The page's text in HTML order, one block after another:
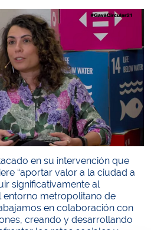
en su intervención que
“aportar valor a la ciudad a
significativamente al
entorno metropolitano de
en colaboración con
creando y desarrollando